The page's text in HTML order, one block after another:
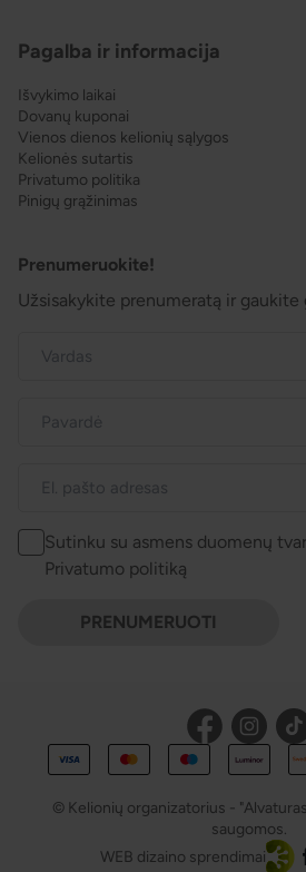
Pagalba ir informacija
Išvykimo laikai
Dovanų kuponai
Vienos dienos kelionių sąlygos
Kelionės sutartis
Privatumo politika
Pinigų grąžinimas
Prenumeruokite!
Užsisakykite prenumeratą ir gaukite
Sutinku su asmens duomenų
Privatumo politiką
PRENUMERUOTI
© Kelionių organizatorius -
saugomos.
WEB dizaino sprendimai